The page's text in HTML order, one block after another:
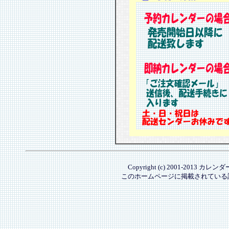
Copyright (c) 2001-2013 カレンダ
このホームページに掲載されてい